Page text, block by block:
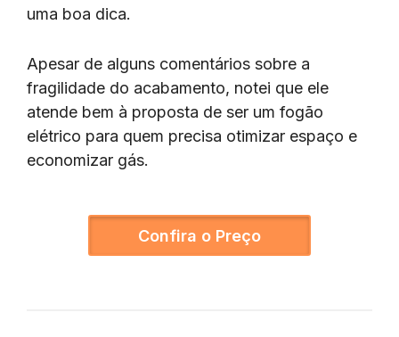
uma boa dica.
Apesar de alguns comentários sobre a
fragilidade do acabamento, notei que ele
atende bem à proposta de ser um fogão
elétrico para quem precisa otimizar espaço e
economizar gás.
Confira o Preço